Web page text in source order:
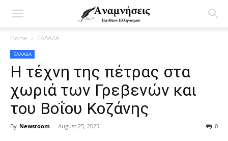
Home ΕΛΛΑΔΑ
ΕΛΛΑΔΑ
Η τέχνη της πέτρας στα
χωριά των Γρεβενών και
του Βοΐου Κοζάνης
By Newsroom - August 25, 2025 0